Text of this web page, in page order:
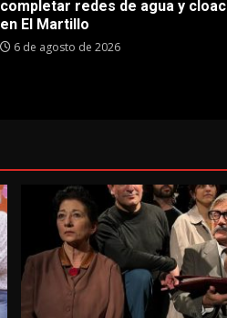
completar redes de agua y
en El Martillo
6 de agosto de 2026